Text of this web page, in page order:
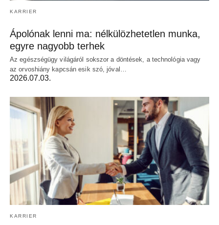
KARRIER
Ápolónak lenni ma: nélkülözhetetlen munka,
egyre nagyobb terhek
Az egészségügy világáról sokszor a döntések, a technológia vagy
az orvoshiány kapcsán esik szó, jóval…
2026.07.03.
KARRIER